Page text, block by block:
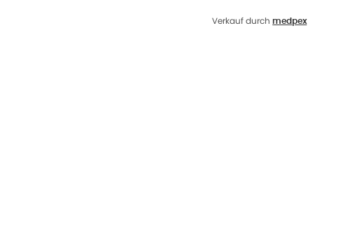
Verkauf durch medpex